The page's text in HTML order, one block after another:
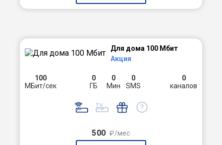
Для дома 100 Мбит
Акция
100
МБит/сек
0
ГБ
0
Мин
0
SMS
0
каналов
500 ₽/мес